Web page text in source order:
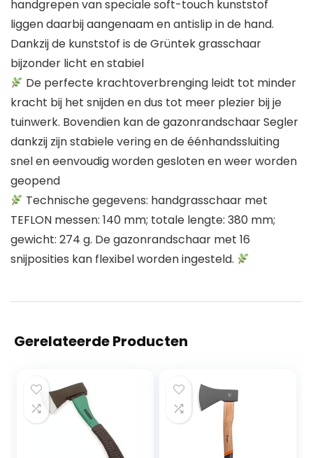
handgrepen van speciale soft-touch kunststof
liggen daarbij aangenaam en antislip in de hand.
Dankzij de kunststof is de Grüntek grasschaar
bijzonder licht en stabiel
De perfecte krachtoverbrenging leidt tot minder
kracht bij het snijden en dus tot meer plezier bij je
tuinwerk. Bovendien kan de gazonrandschaar Segler
dankzij zijn stabiele vering en de éénhandssluiting
snel en eenvoudig worden gesloten en weer worden
geopend
Technische gegevens: handgrasschaar met
TEFLON messen: 140 mm; totale lengte: 380 mm;
gewicht: 274 g. De gazonrandschaar met 16
snijposities kan flexibel worden ingesteld.
Gerelateerde Producten